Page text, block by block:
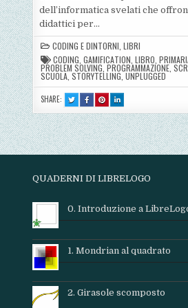
dell’informatica svelati che
didattici per…
CODING E DINTORNI LIBRI
CODING GAMIFICATION LIBRO
PROBLEM SOLVING PROGRAMMAZIONE
SCUOLA STORYTELLING UNPLUGGED
SHARE: TWEET
THIS!
:
LIBRO:
CODING
–
PROGRAMMARE
È
UN
OPERATIVO]
SHARE
THIS
ON
FACEBOOK
:
LIBRO:
CODING
–
PROGRAMMARE
GIOCO
[QUADERNO
SHARE
THIS
ON
PINTEREST
:
LIBRO:
CODING
–
PROGRAMMARE
GIOCO
[QUADERNO
SHARE
THIS
ON
LINKEDIN
:
LIBRO:
CODING
–
PROGRAMMARE
GIOCO
[QUADERNO
QUADERNI DI LIBRELOGO
0. Introduzione a
1. Mondrian al quadrato
2. Girasole scomposto